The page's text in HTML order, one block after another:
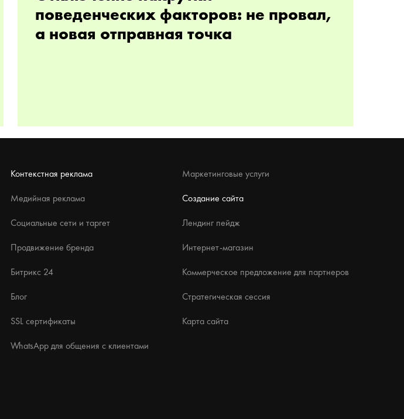
поведенческих факторов: не провал,
а новая отправная точка
Контекстная реклама
Медийная реклама
Социальные сети и таргет
Продвижение бренда
Маркетинговые услуги
Создание сайта
Лендинг пейдж
Интернет-магазин
Битрикс 24
Блог
SSL сертификаты
WhatsApp для общения с клиентами
Коммерческое предложение для партнеров
Стратегическая сессия
Карта сайта